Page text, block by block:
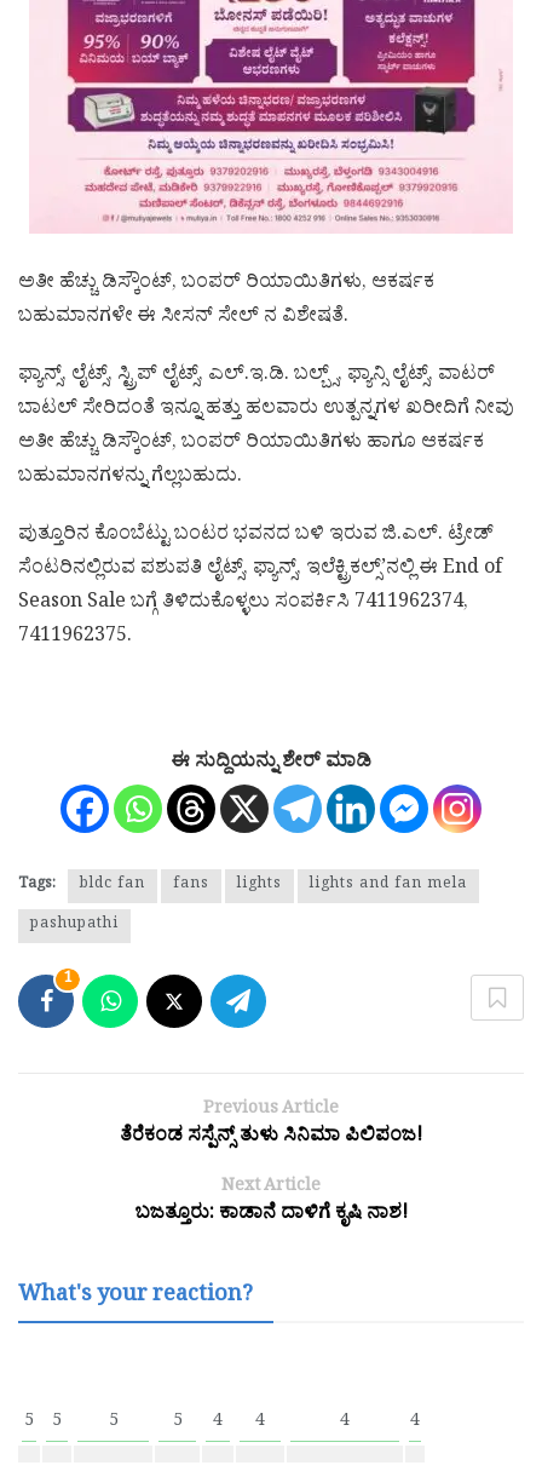
ಅತೀ ಹೆಚ್ಚು ಡಿಸ್ಕೌಂಟ್, ಬಂಪರ್ ರಿಯಾಯಿತಿಗಳು, ಆಕರ್ಷಕ
ಬಹುಮಾನಗಳೇ ಈ ಸೀಸನ್ ಸೇಲ್ ನ ವಿಶೇಷತೆ.
ಫ್ಯಾನ್ಸ್, ಲೈಟ್ಸ್, ಸ್ಟ್ರಿಪ್ ಲೈಟ್ಸ್, ಎಲ್.ಇ.ಡಿ. ಬಲ್ಬ್ಸ್, ಫ್ಯಾನ್ಸಿ ಲೈಟ್ಸ್, ವಾಟರ್
ಬಾಟಲ್ ಸೇರಿದಂತೆ ಇನ್ನೂ ಹತ್ತು ಹಲವಾರು ಉತ್ಪನ್ನಗಳ ಖರೀದಿಗೆ ನೀವು
ಅತೀ ಹೆಚ್ಚು ಡಿಸ್ಕೌಂಟ್, ಬಂಪರ್ ರಿಯಾಯಿತಿಗಳು ಹಾಗೂ ಆಕರ್ಷಕ
ಬಹುಮಾನಗಳನ್ನು ಗೆಲ್ಲಬಹುದು.
ಪುತ್ತೂರಿನ ಕೊಂಬೆಟ್ಟು ಬಂಟರ ಭವನದ ಬಳಿ ಇರುವ ಜಿ.ಎಲ್. ಟ್ರೇಡ್
ಸೆಂಟರಿನಲ್ಲಿರುವ ಪಶುಪತಿ ಲೈಟ್ಸ್, ಫ್ಯಾನ್ಸ್, ಇಲೆಕ್ಟ್ರಿಕಲ್ಸ್’ನಲ್ಲಿ ಈ End of
Season Sale ಬಗ್ಗೆ ತಿಳಿದುಕೊಳ್ಳಲು ಸಂಪರ್ಕಿಸಿ 7411962374,
7411962375.
ಈ ಸುದ್ದಿಯನ್ನು ಶೇರ್ ಮಾಡಿ
Tags: bldc fan fans lights
lights and fan mela
pashupathi
1
Previous Article
ತೆರೆಕಂಡ ಸಸ್ಪೆನ್ಸ್ ತುಳು ಸಿನಿಮಾ ಪಿಲಿಪಂಜ!
Next Article
ಬಜತ್ತೂರು: ಕಾಡಾನೆ ದಾಳಿಗೆ ಕೃಷಿ ನಾಶ!
What's your reaction?
5 5 5 5 4 4 4 4